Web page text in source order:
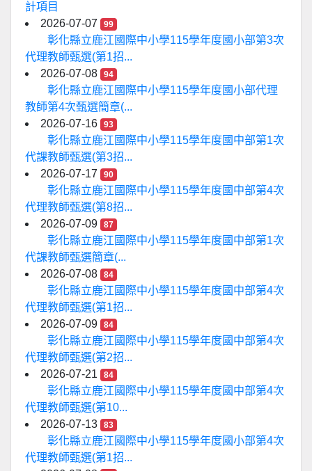
計項目
2026-07-07
99
彰化縣立鹿江國際中小學115學年度國小部第3次
代理教師甄選(第1招...
2026-07-08
94
彰化縣立鹿江國際中小學115學年度國小部代理
教師第4次甄選簡章(...
2026-07-16
93
彰化縣立鹿江國際中小學115學年度國中部第1次
代課教師甄選(第3招...
2026-07-17
90
彰化縣立鹿江國際中小學115學年度國中部第4次
代理教師甄選(第8招...
2026-07-09
87
彰化縣立鹿江國際中小學115學年度國中部第1次
代課教師甄選簡章(...
2026-07-08
84
彰化縣立鹿江國際中小學115學年度國中部第4次
代理教師甄選(第1招...
2026-07-09
84
彰化縣立鹿江國際中小學115學年度國中部第4次
代理教師甄選(第2招...
2026-07-21
84
彰化縣立鹿江國際中小學115學年度國中部第4次
代理教師甄選(第10...
2026-07-13
83
彰化縣立鹿江國際中小學115學年度國小部第4次
代理教師甄選(第1招...